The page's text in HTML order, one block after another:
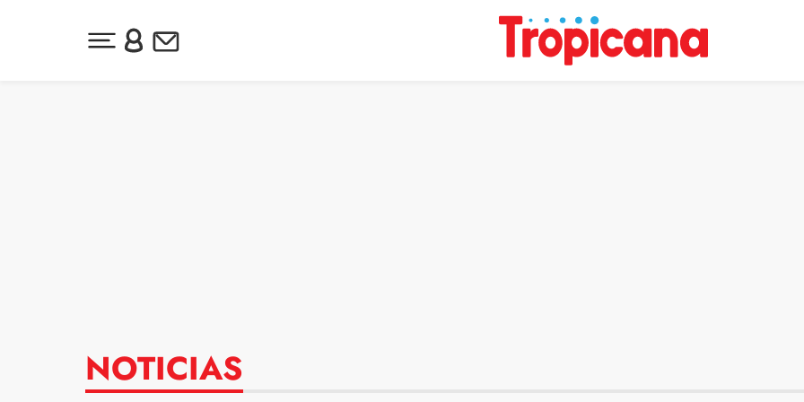
Desplegar menú principal
Inicia sesión o regístrate
Newsletter
NOTICIAS